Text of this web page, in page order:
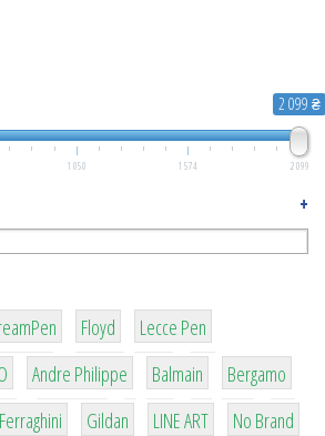
2 099 ₴
1 050 1 574 2 099
+
1 2
Floyd
2
Lecce Pen
1
Andre Philippe
4
Balmain
26
Bergamo
4
Ferraghini
42
Gildan
4
LINE ART
90
No Brand